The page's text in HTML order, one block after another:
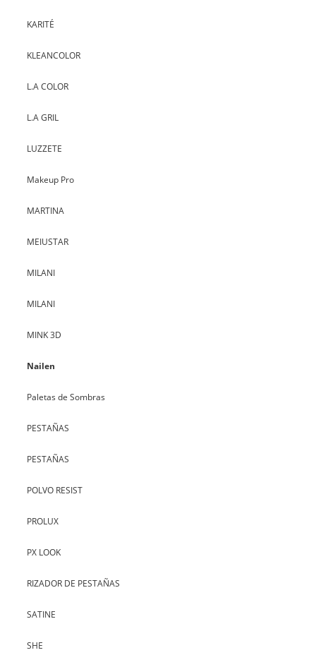
KARITÉ
KLEANCOLOR
L.A COLOR
L.A GRIL
LUZZETE
Makeup Pro
MARTINA
MEIUSTAR
MILANI
MILANI
MINK 3D
Nailen
Paletas de Sombras
PESTAÑAS
PESTAÑAS
POLVO RESIST
PROLUX
PX LOOK
RIZADOR DE PESTAÑAS
SATINE
SHE